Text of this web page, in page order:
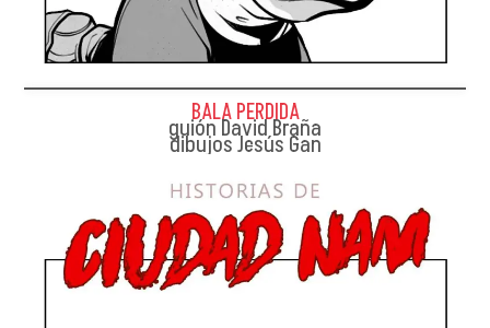
BALA PERDIDA
guión David Braña
dibujos Jesús Gan